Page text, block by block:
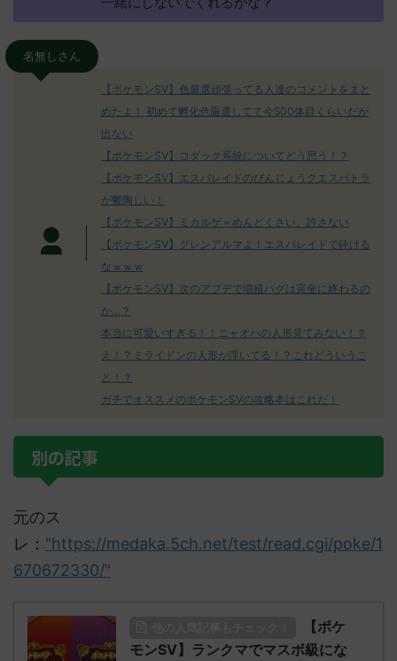
名無しさん
【ポケモンSV】色厳選頑張ってる人達のコメントをまと
めたよ！ 初めて孵化色厳選してて今500体目くらいだが
出ない
【ポケモンSV】コダック系統についてどう思う！？
【ポケモンSV】エスバレイドのびんじょうクエスパトラ
が鬱陶しい！
【ポケモンSV】ミカルゲ＝めんどくさい、許さない
【ポケモンSV】グレンアルマよ！エスバレイドで砕ける
なｗｗｗ
【ポケモンSV】次のアプデで増殖バグは完全に終わるの
か…？
本当に可愛いすぎる！！ニャオハの人形見てみない！？
え！？ミライドンの人形が浮いてる！？これどういうこ
と！？
ガチでオススメのポケモンSVの攻略本はこれだ！
別の記事
元のス
レ： "https://medaka.5ch.net/test/read.cgi/poke/1
670672330/"
【ポケ
モンSV】ランクマでマスボ級にな